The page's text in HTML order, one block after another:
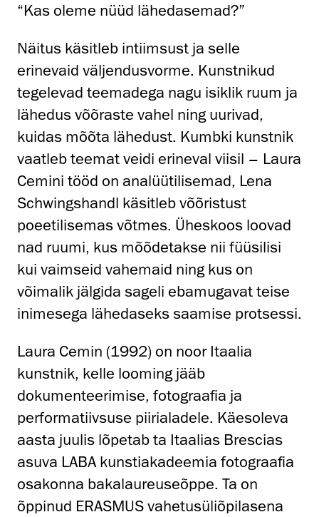
“Kas oleme nüüd lähedasemad?”
Näitus käsitleb intiimsust ja selle
erinevaid väljendusvorme. Kunstnikud
tegelevad teemadega nagu isiklik ruum ja
lähedus võõraste vahel ning uurivad,
kuidas mõõta lähedust. Kumbki kunstnik
vaatleb teemat veidi erineval viisil – Laura
Cemini tööd on analüütilisemad, Lena
Schwingshandl käsitleb võõristust
poeetilisemas võtmes. Üheskoos loovad
nad ruumi, kus mõõdetakse nii füüsilisi
kui vaimseid vahemaid ning kus on
võimalik jälgida sageli ebamugavat teise
inimesega lähedaseks saamise protsessi.
Laura Cemin (1992) on noor Itaalia
kunstnik, kelle looming jääb
dokumenteerimise, fotograafia ja
performatiivsuse piirialadele. Käesoleva
aasta juulis lõpetab ta Itaalias Brescias
asuva LABA kunstiakadeemia fotograafia
osakonna bakalaureuseõppe. Ta on
õppinud ERASMUS vahetusüliõpilasena